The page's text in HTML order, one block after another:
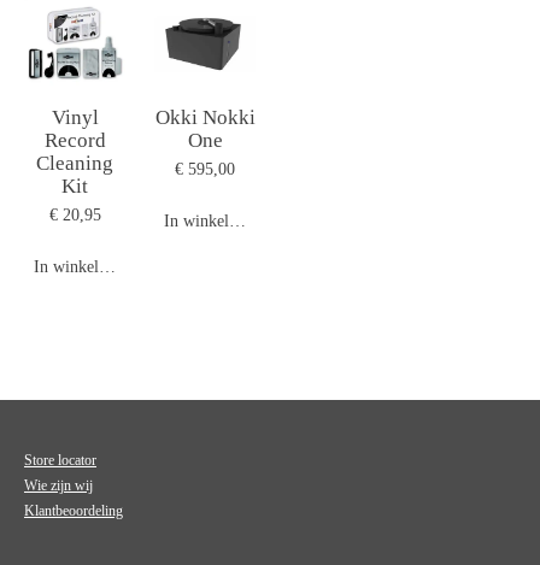
Vinyl
Record
Cleaning
Kit
€ 20,95
In winkelwagen
Okki Nokki
One
€ 595,00
In winkelwagen
Store locator
Wie zijn wij
Klantbeoordeling